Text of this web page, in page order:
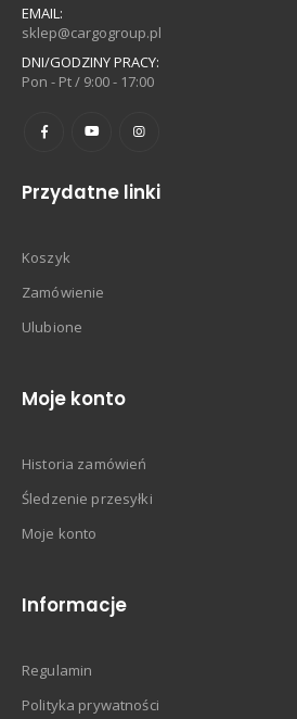
EMAIL:
sklep@cargogroup.pl
DNI/GODZINY PRACY:
Pon - Pt / 9:00 - 17:00
Przydatne linki
Koszyk
Zamówienie
Ulubione
Moje konto
Historia zamówień
Śledzenie przesyłki
Moje konto
Informacje
Regulamin
Polityka prywatności